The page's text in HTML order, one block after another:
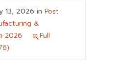
13, 2026 in Post
&
2026
Full